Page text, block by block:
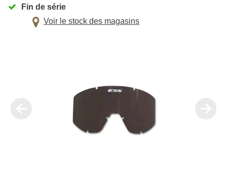
Fin de série
Voir le stock des magasins